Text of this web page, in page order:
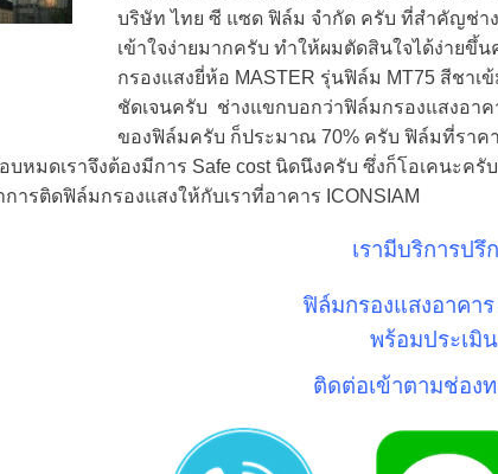
บริษัท ไทย ซี แซด ฟิล์ม จำกัด ครับ ที่สำคัญช่า
เข้าใจง่ายมากครับ ทำให้ผมตัดสินใจได้ง่ายขึ้
กรองแสงยี่ห้อ MASTER รุ่นฟิล์ม MT75 สีชาเ
ชัดเจนครับ ช่างแขกบอกว่าฟิล์มกรองแสงอา
ของฟิล์มครับ ก็ประมาณ 70% ครับ ฟิล์มที่ราค
บหมดเราจึงต้องมีการ Safe cost นิดนึงครับ ซึ่งก็โอเคนะ
ารติดฟิล์มกรองแสงให้กับเราที่อาคาร ICONSIAM
เรามีบริการป
ฟิล์มกรองแสงอาคา
พร้อมประเมิ
ติดต่อเข้าตามช่อง